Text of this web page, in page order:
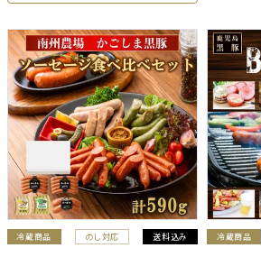
冷蔵商品 のし対応 送料込み 冷蔵商品